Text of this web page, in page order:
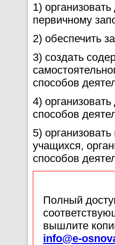
1)
первичному
2) обеспечить
3) создать
способов
4)
способов
5)
учащихся,
способов
Полный
вышлите
info@e-